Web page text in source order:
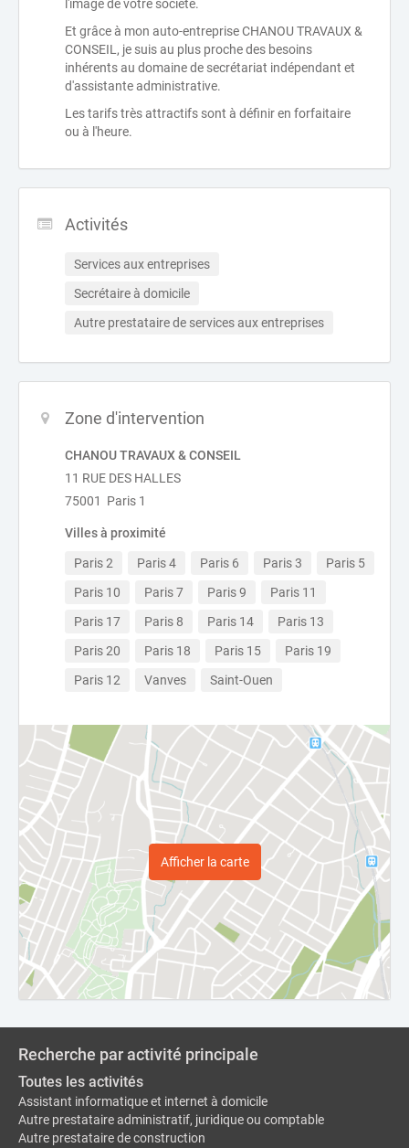
l'image de votre société.
Et grâce à mon auto-entreprise CHANOU TRAVAUX &
CONSEIL, je suis au plus proche des besoins
inhérents au domaine de secrétariat indépendant et
d'assistante administrative.
Les tarifs très attractifs sont à définir en forfaitaire
ou à l'heure.
Activités
Services aux entreprises
Secrétaire à domicile
Autre prestataire de services aux entreprises
Zone d'intervention
CHANOU TRAVAUX & CONSEIL
11 RUE DES HALLES
75001 Paris 1
Villes à proximité
Paris 2 Paris 4 Paris 6 Paris 3
Paris 5
Paris 10
Paris 7 Paris 9
Paris 11
Paris 17
Paris 8 Paris 14
Paris 13
Paris 20
Paris 18 Paris 15
Paris 19
Paris 12
Vanves Saint-Ouen
Afficher la carte
Recherche par activité principale
Toutes les activités
Assistant informatique et internet à domicile
Autre prestataire administratif, juridique ou comptable
Autre prestataire de construction